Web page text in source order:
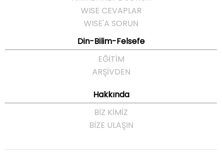
WISE CEVAPLAR
WISE'A SORUN
Din-Bilim-Felsefe
EĞITIM
ARŞIVDEN
Hakkında
BIZ KIMIZ
BIZE ULAŞIN